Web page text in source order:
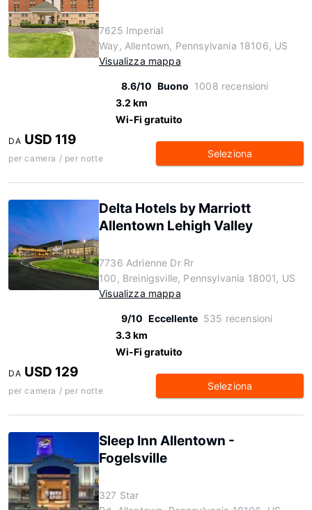
7625 Imperial
Way, Allentown, Pennsylvania 18106, US
Visualizza mappa
8.6/10 Buono 1008 recensioni
3.2 km
Wi-Fi gratuito
DA USD 119
per camera / per notte Seleziona
Delta Hotels by Marriott
Allentown Lehigh Valley
7736 Adrienne Dr Rr
100, Breinigsville, Pennsylvania 18001, US
Visualizza mappa
9/10 Eccellente 535 recensioni
3.3 km
Wi-Fi gratuito
DA USD 129
per camera / per notte Seleziona
Sleep Inn Allentown -
Fogelsville
327 Star